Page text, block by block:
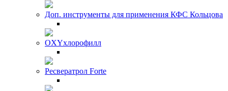
Доп. инструменты для применения КФС Кольцова
OXYхлорофилл
Ресвератрол Forte